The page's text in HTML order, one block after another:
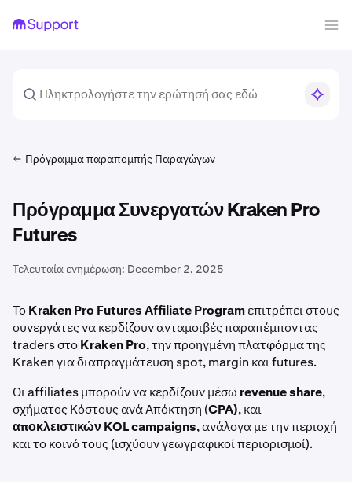
Πρόγραμμα παραπομπής Παραγώγων
Πρόγραμμα Συνεργατών Kraken Pro
Futures
Τελευταία ενημέρωση: December 2, 2025
ΤοKraken Pro Futures Affiliate Programεπιτρέπει στους
συνεργάτες να κερδίζουν ανταμοιβές παραπέμποντας
traders στοKraken Pro, την προηγμένη πλατφόρμα της
Kraken για διαπραγμάτευση spot, margin και futures.
Οι affiliates μπορούν να κερδίζουν μέσω revenue share,
σχήματος Κόστους ανά Απόκτηση (CPA), και
αποκλειστικών KOL campaigns, ανάλογα με την περιοχή
και το κοινό τους (ισχύουν γεωγραφικοί περιορισμοί).